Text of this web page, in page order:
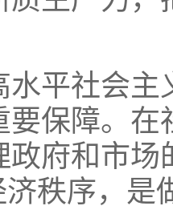
水平社会
要保障。
府和市场
济秩序，